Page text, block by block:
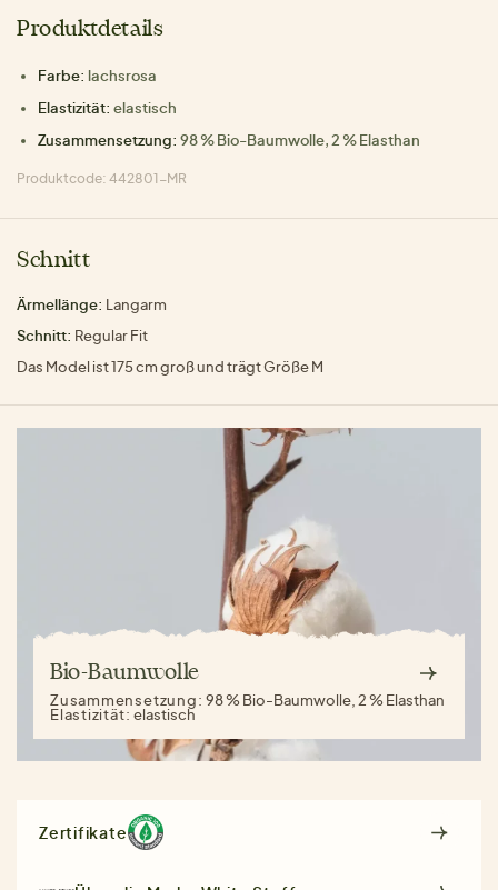
Produktdetails
Farbe: lachsrosa
Elastizität: elastisch
Zusammensetzung: 98 % Bio-Baumwolle, 2 % Elasthan
Produktcode: 442801-MR
Schnitt
Ärmellänge: Langarm
Schnitt: Regular Fit
Das Model ist 175 cm groß und trägt Größe M
Bio-Baumwolle
Zusammensetzung:98 % Bio-Baumwolle, 2 % Elasthan
Elastizität:elastisch
Zertifikate